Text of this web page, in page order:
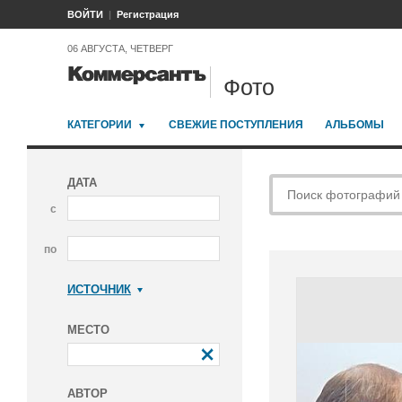
ВОЙТИ Регистрация
06 АВГУСТА, ЧЕТВЕРГ
Фото
КАТЕГОРИИ СВЕЖИЕ ПОСТУПЛЕНИЯ АЛЬБОМЫ
ДАТА
с
по
ИСТОЧНИК
МЕСТО
АВТОР